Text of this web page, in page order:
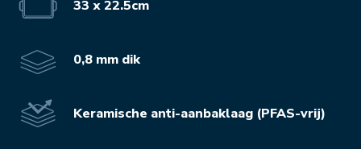
33 x 22.5cm
0,8 mm dik
Keramische anti-aanbaklaag (PFAS-vrij)